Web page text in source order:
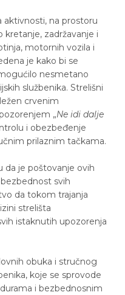
aktivnosti, na prostoru
kretanje, zadržavanje i
motornih vozila i
je kako bi se
nesmetano
službenika. Strelišni
crvenim
„Ne idi dalje
i obezbeđenje
prilaznim tačkama.
da je poštovanje ovih
svih
da tokom trajanja
strelišta
istaknutih upozorenja
obuka i stručnog
koje se sprovode
i bezbednosnim